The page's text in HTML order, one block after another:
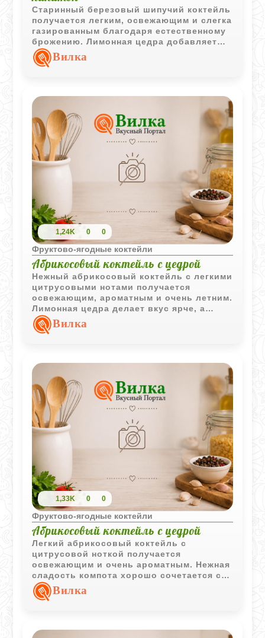
Старинный березовый шипучий коктейль
получается легким, освежающим и слегка
газированным благодаря естественному
брожению. Лимонная цедра добавляет
напитку тонкий цитрусовый аромат, а
изюм помогает раскрыть вкус и усилить
Вилка
1,24K 0 0
Фруктово-ягодные коктейли
Абрикосовый коктейль с цедрой
Нежный абрикосовый коктейль с легкими
цитрусовыми нотами получается
освежающим, ароматным и очень летним.
Лимонная цедра делает вкус ярче, а
абрикосовый компот придает напитку
мягкую фруктовую сладость.
Вилка
1,33K 0 0
Фруктово-ягодные коктейли
Абрикосовый коктейль с цедрой
Легкий абрикосовый коктейль с
цитрусовой ноткой получается
освежающим и очень ароматным. Нежная
сладость компота хорошо сочетается с
лимонным соком и свежей цедрой,
создавая простой, но приятный летний
Вилка